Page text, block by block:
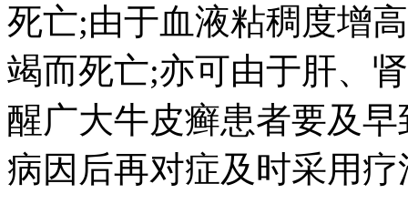
死亡;由于血液粘稠度增
竭而死亡;亦可由于肝、
醒广大牛皮癣患者要及
病因后再对症及时采用